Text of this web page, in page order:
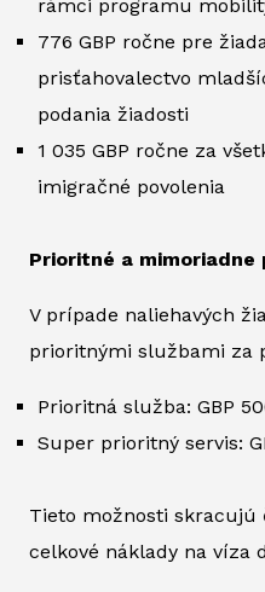
rámci programu
776 GBP ročne pre
prisťahovalectvo
podania žiadosti
1 035 GBP ročne za
imigračné povolenia
Prioritné a mimoriadne
V prípade naliehavých
prioritnými službami za
Prioritná služba: GBP
Super prioritný servis:
Tieto možnosti skracujú
celkové náklady na víza